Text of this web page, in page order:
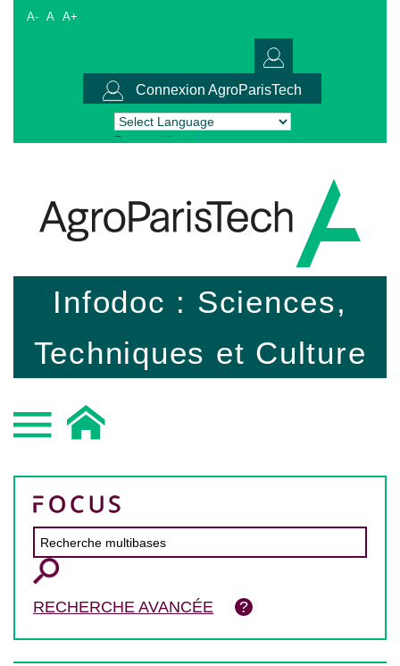
A- A A+
Connexion AgroParisTech
Powered by Translate
Infodoc : Sciences,
Techniques et Culture
RECHERCHE AVANCÉE